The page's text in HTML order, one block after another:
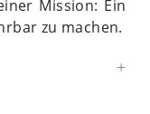
Mission: Ein
zu machen.